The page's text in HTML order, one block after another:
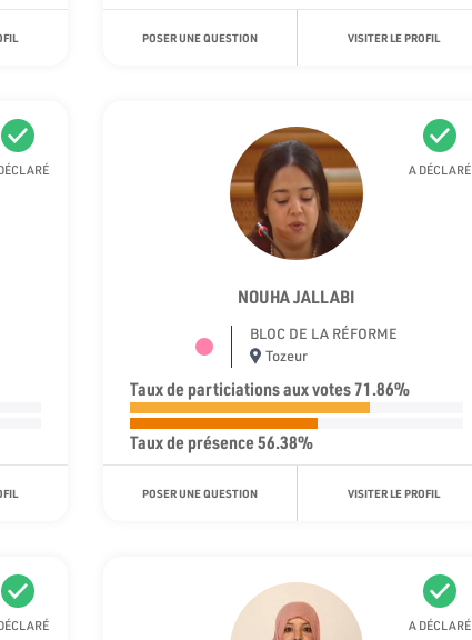
POSER UNE QUESTION VISITER LE PROFIL
A DÉCLARÉ
NOUHA JALLABI
BLOC DE LA RÉFORME
Tozeur
Taux de particiations aux votes 71.86%
Taux de présence 56.38%
POSER UNE QUESTION VISITER LE PROFIL
A DÉCLARÉ